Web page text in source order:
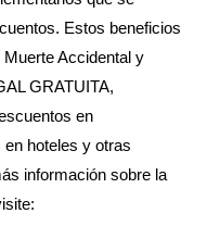
Estos beneficios
Accidental y
GRATUITA,
en
hoteles y otras
información sobre la